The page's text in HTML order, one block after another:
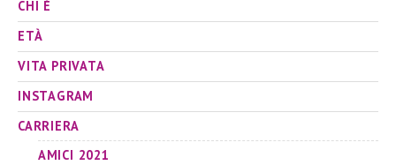
CHI È
ETÀ
VITA PRIVATA
INSTAGRAM
CARRIERA
AMICI 2021